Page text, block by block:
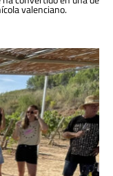
valenciano.